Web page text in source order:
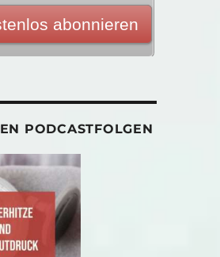
PODCASTFOLGEN